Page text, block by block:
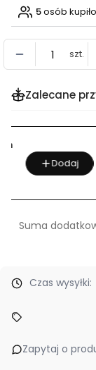
5osób kupiło
szt.
Zalecane
Suma
Czas wysyłki:
Zapytaj o